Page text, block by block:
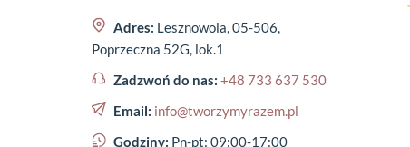
Adres: Lesznowola, 05-506,
Poprzeczna 52G, lok.1
Zadzwoń do nas: +48 733 637 530
Email: info@tworzymyrazem.pl
Godziny: Pn-pt: 09:00-17:00